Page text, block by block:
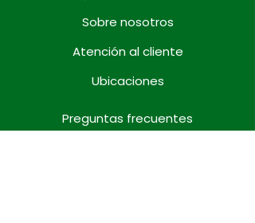
Sobre nosotros
Atención al cliente
Ubicaciones
Preguntas frecuentes